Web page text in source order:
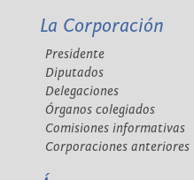
La Corporación
Presidente
Diputados
Delegaciones
Órganos colegiados
Comisiones informativas
Corporaciones anteriores